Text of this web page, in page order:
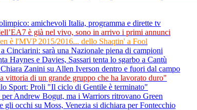
amichevoli Italia, programma e dirette tv
è già nel vivo, sono in arrivo i primi annunci
è l'MVP 2015/2016... dello Shaqtin' a Fool
Cinciarini: sarà una Nazionale piena di campioni
Haynes e Davies, Sassari tenta lo sgarbo a Cantù
Zanini su Allen Iverson dentro e fuori dal campo
vittoria di un grande gruppo che ha lavorato duro"
Sport: Proli "Il ciclo di Gentile è terminato"
Andrew Bogut, ma i Warriors ritrovano Green
gli occhi su Moss, Venezia si dichiara per Fontecchio